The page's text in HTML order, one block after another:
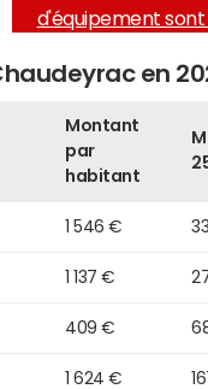
d'équipement sont
en
Montant
par
habitant
1 546 €
1 137 €
409 €
1 624 €